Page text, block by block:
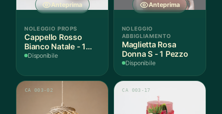
Anteprima
NOLEGGIO PROPS
Cappello Rosso
Bianco Natale - 1
Pezzo
Disponibile
Anteprima
NOLEGGIO
ABBIGLIAMENTO
Maglietta Rosa
Donna S - 1 Pezzo
Disponibile
CA 003-02 CA 003-17